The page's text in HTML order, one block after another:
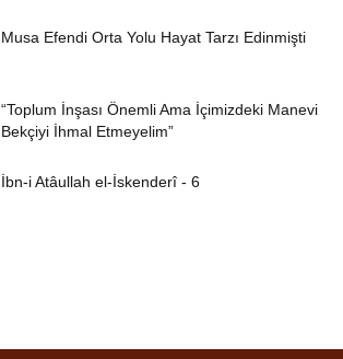
Musa Efendi Orta Yolu Hayat Tarzı Edinmişti
“Toplum İnşası Önemli Ama İçimizdeki Manevi
Bekçiyi İhmal Etmeyelim”
İbn-i Atâullah el-İskenderî - 6